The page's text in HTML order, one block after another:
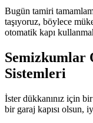
Bugün tamiri
taşıyoruz, böylece
otomatik kapı
Semizkumlar
Sistemleri
İster dükkanınız için
bir garaj kapısı olsun,